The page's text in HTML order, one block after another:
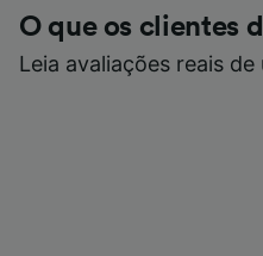
O que os clientes
Leia avaliações reais